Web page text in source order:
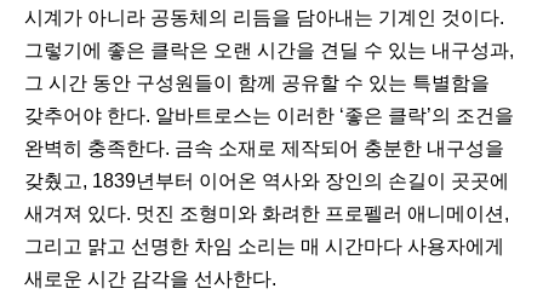
시계가 아니라 공동체의 리듬을 담아내는 기계인 것이다.
그렇기에 좋은 클락은 오랜 시간을 견딜 수 있는 내구성과,
그 시간 동안 구성원들이 함께 공유할 수 있는 특별함을
갖추어야 한다. 알바트로스는 이러한 ‘좋은 클락’의 조건을
완벽히 충족한다. 금속 소재로 제작되어 충분한 내구성을
갖췄고, 1839년부터 이어온 역사와 장인의 손길이 곳곳에
새겨져 있다. 멋진 조형미와 화려한 프로펠러 애니메이션,
그리고 맑고 선명한 차임 소리는 매 시간마다 사용자에게
새로운 시간 감각을 선사한다.